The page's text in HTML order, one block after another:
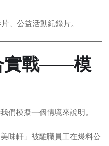
、公益活動紀錄片。
實戰——模
們模擬一個情境來說明。
味軒」被離職員工在爆料公